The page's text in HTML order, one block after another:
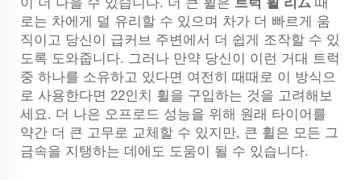
로는 차에게 덜 유리할 수 있으며 차가 더 빠르게 움
직이고 당신이 급커브 주변에서 더 쉽게 조작할 수 있
도록 도와줍니다. 그러나 만약 당신이 이런 거대 트럭
중 하나를 소유하고 있다면 여전히 때때로 이 방식으
로 사용한다면 22인치 휠을 구입하는 것을 고려해보
세요. 더 나은 오프로드 성능을 위해 원래 타이어를
약간 더 큰 고무로 교체할 수 있지만, 큰 휠은 모든 그
금속을 지탱하는 데에도 도움이 될 수 있습니다.